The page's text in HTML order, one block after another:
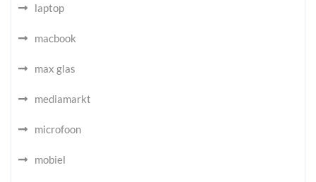
laptop
macbook
max glas
mediamarkt
microfoon
mobiel